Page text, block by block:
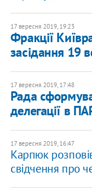
17 вересня 2019, 19:23
Фракції
засідання 19
17 вересня 2019, 17:48
Рада
делегації в
17 вересня 2019, 16:47
Карпюк
свідчення про